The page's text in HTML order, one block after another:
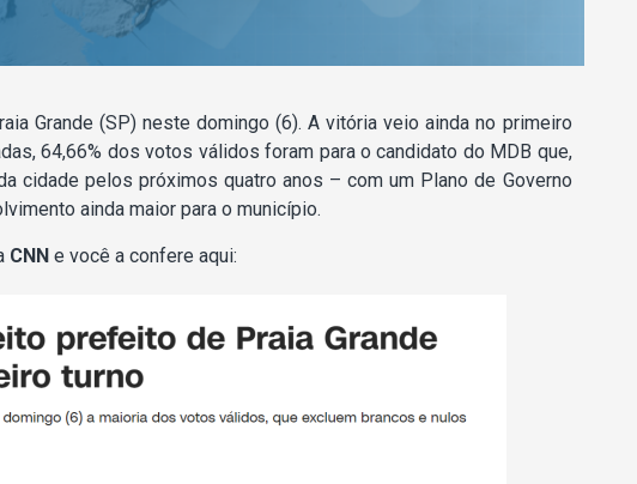
Grande (SP) neste domingo (6). A vitória veio ainda no primeiro
64,66% dos votos válidos foram para o candidato do MDB que,
cidade pelos próximos quatro anos – com um Plano de Governo
ainda maior para o município.
CNN e você a confere aqui: